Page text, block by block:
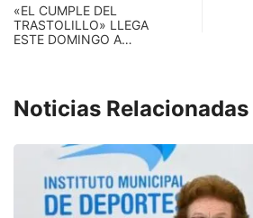
«EL CUMPLE DEL
TRASTOLILLO» LLEGA
ESTE DOMINGO A…
Noticias Relacionadas